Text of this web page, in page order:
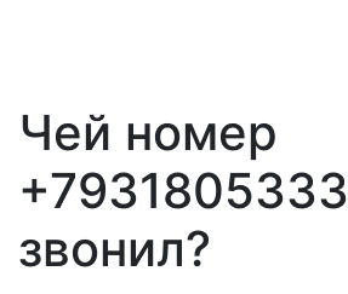
Чей номер
звонил?